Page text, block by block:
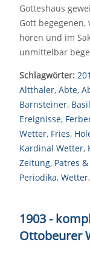
Gotteshaus
Gott
hören und im
unmittelbar
Schlagwörter:
Altthaler, Äbte,
Barnsteiner,
Ereignisse,
Wetter, Fries,
Kardinal Wetter,
Zeitung, Patres
Periodika, Wetter,
1903 -
Ottobeurer